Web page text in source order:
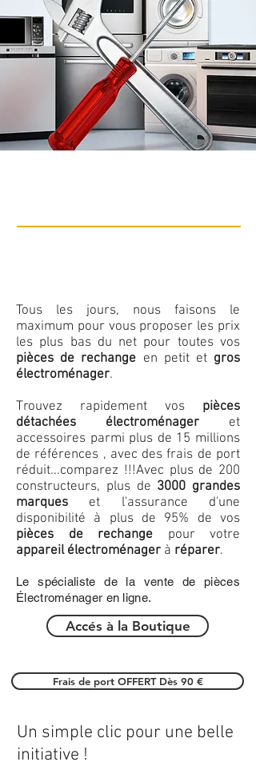
Tous les jours, nous faisons le
maximum pour vous proposer les prix
les plus bas du net pour toutes vos
pièces de rechange en petit et gros
électroménager.
Trouvez rapidement vos pièces
détachées électroménager et
accessoires parmi plus de 15 millions
de références , avec des frais de port
réduit...comparez !!!Avec plus de 200
constructeurs, plus de 3000 grandes
marques et l'assurance d'une
disponibilité à plus de 95% de vos
pièces de rechange pour votre
appareil électroménager à réparer.
Le spécialiste de la vente de pièces
Électroménager en ligne.
Accés à la Boutique
Frais de port OFFERT Dès 90 €
Un simple clic pour une belle
initiative !